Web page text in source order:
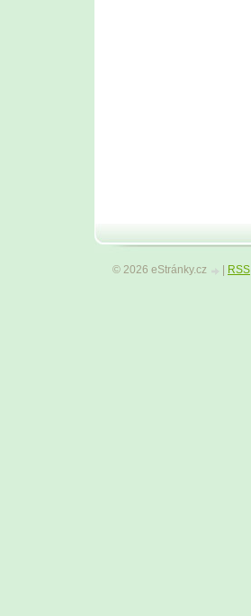
© 2026 eStránky.cz RSS